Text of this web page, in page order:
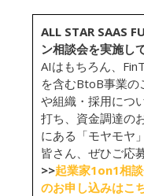
ALL STAR SAAS
ン相談会を実施し
AIはもちろん、
を含むBtoB事業の
や組織・採用につ
打ち、資金調達の
にある「モヤモヤ
皆さん、ぜひご応
>>起業家1on1相談
のお申し込みはこ